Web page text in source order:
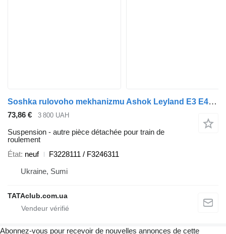
Soshka rulovoho mekhanizmu Ashok Leyland E3 E4 E5 F3228111 pour bus BAZ A081.10
73,86 € 3 800 UAH
Suspension - autre pièce détachée pour train de
roulement
État neuf
F3228111 / F3246311
Ukraine, Sumi
TATAclub.com.ua
Abonnez-vous pour recevoir de nouvelles annonces de cette